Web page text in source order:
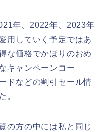
年、2022年、2023年
用していく予定ではあ
な価格でかほりのおめ
キャンペーンコー
ドなどの割引セール情
。
の方の中には私と同じ